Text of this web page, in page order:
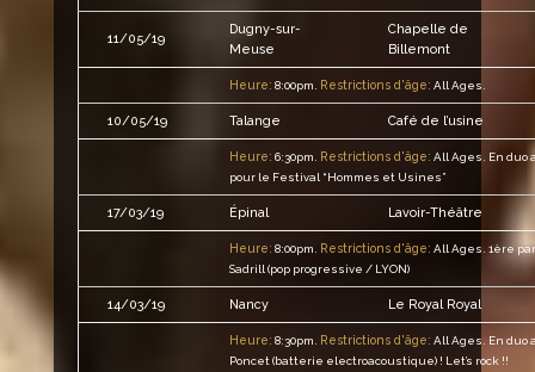
11/05/19
Dugny-sur-
Meuse
Chapelle de
Billemont
Heure: 8:00pm. Restrictions d'âge: All Ages.
10/05/19 Talange Café de l’usine
Heure: 6:30pm. Restrictions d'âge: All Ages.
En duo
pour le Festival “Hommes et Usines”
17/03/19 Épinal Lavoir-Théâtre
Heure: 8:00pm. Restrictions d'âge: All Ages. 1ère
Sadrill (pop progressive / LYON)
14/03/19 Nancy Le Royal Royal
Heure: 8:30pm. Restrictions d'âge: All Ages.
En duo
Poncet (batterie electroacoustique) ! Let’s rock !!